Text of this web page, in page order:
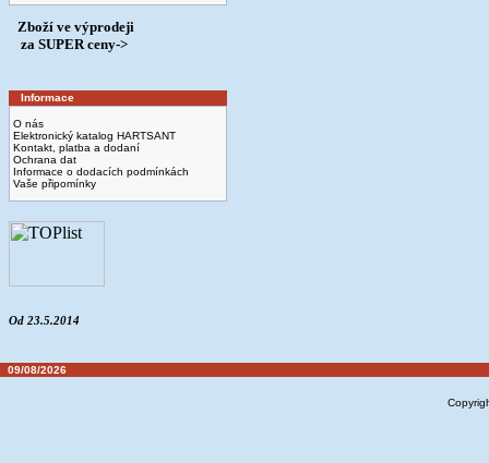
Zboží ve výprodeji
­ za SUPER ceny->
Informace
O nás
Elektronický katalog HARTSANT
Kontakt, platba a dodaní
Ochrana dat
Informace o dodacích podmínkách
Vaše připomínky
Od 23.5.2014
09/08/2026